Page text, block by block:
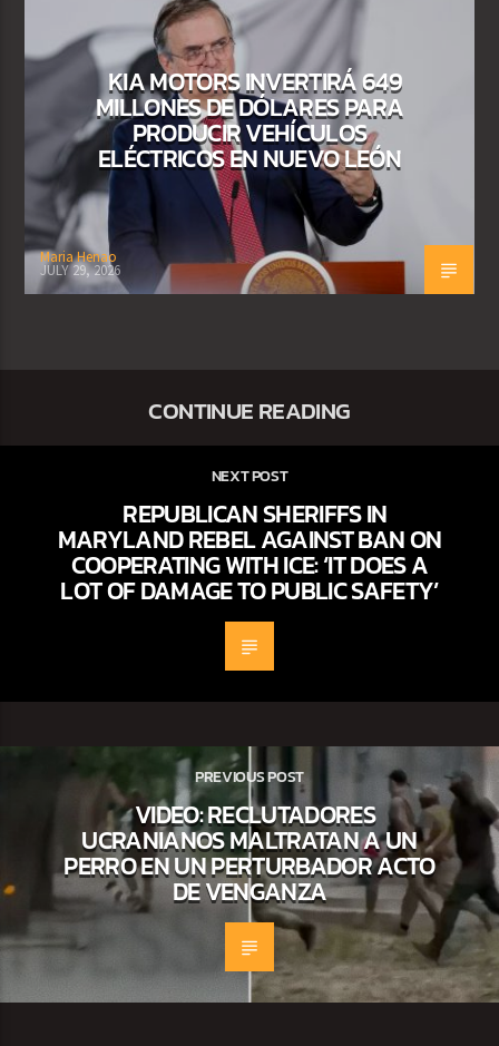
KIA MOTORS INVERTIRÁ 649
MILLONES DE DÓLARES PARA
PRODUCIR VEHÍCULOS
ELÉCTRICOS EN NUEVO LEÓN
Maria Henao
JULY 29, 2026
CONTINUE READING
NEXT POST
REPUBLICAN SHERIFFS IN
MARYLAND REBEL AGAINST BAN ON
COOPERATING WITH ICE: ‘IT DOES A
LOT OF DAMAGE TO PUBLIC SAFETY’
PREVIOUS POST
VIDEO: RECLUTADORES
UCRANIANOS MALTRATAN A UN
PERRO EN UN PERTURBADOR ACTO
DE VENGANZA